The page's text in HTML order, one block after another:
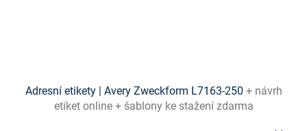
Adresní etikety | Avery Zweckform L7163-250 + návrh
etiket online + šablony ke stažení zdarma